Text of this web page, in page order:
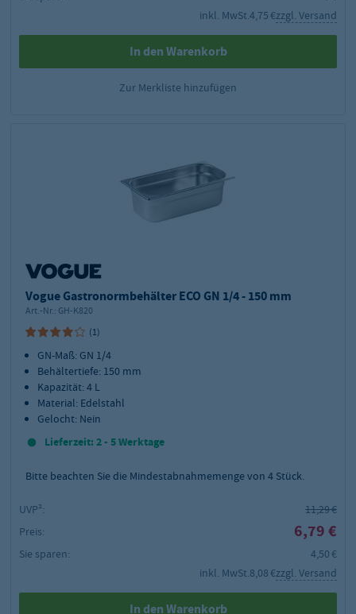
inkl. MwSt.4,75 €zzgl. Versand
In den Warenkorb
Zur Merkliste hinzufügen
Vogue Gastronormbehälter ECO GN 1/4 - 150 mm
Art.-Nr.: GH-K820
(1)
GN-Maß: GN 1/4
Behältertiefe: 150 mm
Kapazität: 4 L
Material: Edelstahl
Gelocht: Nein
Lieferzeit: 2 - 5 Werktage
Bitte beachten Sie die Mindestabnahmemenge von 4 Stück.
UVP²:
11,29 €
Preis:
6,79 €
Sie sparen:
4,50 €
inkl. MwSt.8,08 €zzgl. Versand
In den Warenkorb